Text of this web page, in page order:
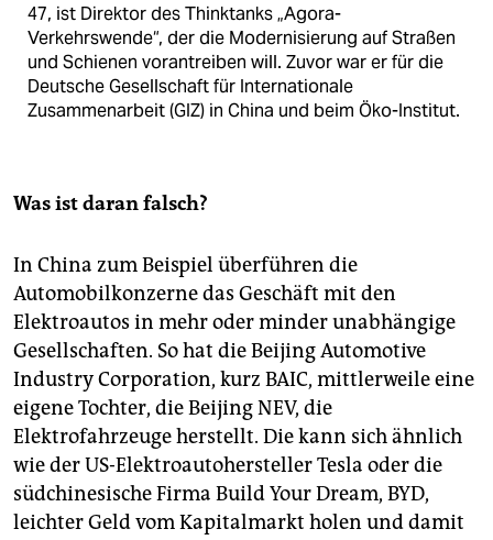
47, ist Direktor des Thinktanks „Agora-
Verkehrswende“, der die Modernisierung auf Straßen
und Schienen vorantreiben will. Zuvor war er für die
Deutsche Gesellschaft für Internationale
Zusammenarbeit (GIZ) in China und beim Öko-Institut.
Was ist daran falsch?
In China zum Beispiel überführen die
Automobilkonzerne das Geschäft mit den
Elektroautos in mehr oder minder unabhängige
Gesellschaften. So hat die Beijing Automotive
Industry Corporation, kurz BAIC, mittlerweile eine
eigene Tochter, die Beijing NEV, die
Elektrofahrzeuge herstellt. Die kann sich ähnlich
wie der US-Elektroautohersteller Tesla oder die
südchinesische Firma Build Your Dream, BYD,
leichter Geld vom Kapitalmarkt holen und damit